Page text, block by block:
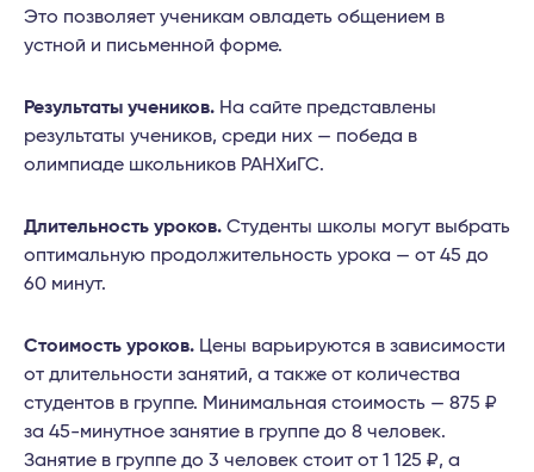
Это позволяет ученикам овладеть общением в
устной и письменной форме.
Результаты учеников. На сайте представлены
результаты учеников, среди них — победа в
олимпиаде школьников РАНХиГС.
Длительность уроков. Студенты школы могут выбрать
оптимальную продолжительность урока — от 45 до
60 минут.
Стоимость уроков. Цены варьируются в зависимости
от длительности занятий, а также от количества
студентов в группе. Минимальная стоимость — 875 ₽
за 45-минутное занятие в группе до 8 человек.
Занятие в группе до 3 человек стоит от 1 125 ₽, а